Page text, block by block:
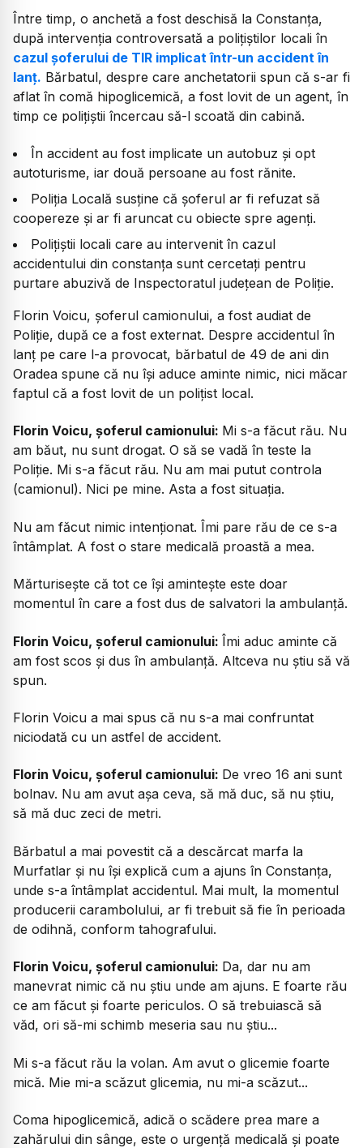
Între timp, o anchetă a fost deschisă la Constanța,
după intervenția controversată a polițiștilor locali în
cazul șoferului de TIR implicat într-un accident în
lanț. Bărbatul, despre care anchetatorii spun că s-ar fi
aflat în comă hipoglicemică, a fost lovit de un agent, în
timp ce polițiștii încercau să-l scoată din cabină.
În accident au fost implicate un autobuz și opt
autoturisme, iar două persoane au fost rănite.
Poliția Locală susține că șoferul ar fi refuzat să
coopereze și ar fi aruncat cu obiecte spre agenți.
Polițiștii locali care au intervenit în cazul
accidentului din constanța sunt cercetați pentru
purtare abuzivă de Inspectoratul județean de Poliție.
Florin Voicu, șoferul camionului, a fost audiat de
Poliție, după ce a fost externat. Despre accidentul în
lanț pe care l-a provocat, bărbatul de 49 de ani din
Oradea spune că nu își aduce aminte nimic, nici măcar
faptul că a fost lovit de un polițist local.
Florin Voicu, șoferul camionului: Mi s-a făcut rău. Nu
am băut, nu sunt drogat. O să se vadă în teste la
Poliție. Mi s-a făcut rău. Nu am mai putut controla
(camionul). Nici pe mine. Asta a fost situația.
Nu am făcut nimic intenționat. Îmi pare rău de ce s-a
întâmplat. A fost o stare medicală proastă a mea.
Mărturisește că tot ce își amintește este doar
momentul în care a fost dus de salvatori la ambulanță.
Florin Voicu, șoferul camionului: Îmi aduc aminte că
am fost scos și dus în ambulanță. Altceva nu știu să vă
spun.
Florin Voicu a mai spus că nu s-a mai confruntat
niciodată cu un astfel de accident.
Florin Voicu, șoferul camionului: De vreo 16 ani sunt
bolnav. Nu am avut așa ceva, să mă duc, să nu știu,
să mă duc zeci de metri.
Bărbatul a mai povestit că a descărcat marfa la
Murfatlar și nu își explică cum a ajuns în Constanța,
unde s-a întâmplat accidentul. Mai mult, la momentul
producerii carambolului, ar fi trebuit să fie în perioada
de odihnă, conform tahografului.
Florin Voicu, șoferul camionului: Da, dar nu am
manevrat nimic că nu știu unde am ajuns. E foarte rău
ce am făcut și foarte periculos. O să trebuiască să
văd, ori să-mi schimb meseria sau nu știu...
Mi s-a făcut rău la volan. Am avut o glicemie foarte
mică. Mie mi-a scăzut glicemia, nu mi-a scăzut...
Coma hipoglicemică, adică o scădere prea mare a
zahărului din sânge, este o urgență medicală și poate